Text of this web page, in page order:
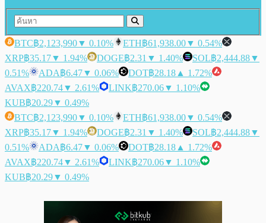
BTC฿2,123,990▼ 0.10% ETH฿61,938.00▼ 0.54%
XRP฿35.17▼ 1.94% DOGE฿2.31 ▼ 1.40% SOL฿2,444.88▼
0.51%
ADA฿6.47▼ 0.06% DOT฿28.18 ▲ 1.72%
AVAX฿220.74▼ 2.61% LINK฿270.06▼ 1.10%
KUB฿20.29▼ 0.49%
BTC฿2,123,990▼ 0.10% ETH฿61,938.00▼ 0.54%
XRP฿35.17▼ 1.94% DOGE฿2.31 ▼ 1.40% SOL฿2,444.88▼
0.51%
ADA฿6.47▼ 0.06% DOT฿28.18 ▲ 1.72%
AVAX฿220.74▼ 2.61% LINK฿270.06▼ 1.10%
KUB฿20.29▼ 0.49%